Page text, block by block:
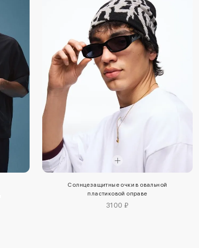
Солнцезащитные очки в овальной
пластиковой оправе
3100 ₽